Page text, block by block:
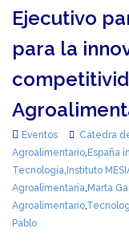
Ejecutivo
para la
Eventos Cátedra
Agroalimentario, España
Tecnología, Instituto
Agroalimentaria, Marta
Agroalimentario,
Pablo